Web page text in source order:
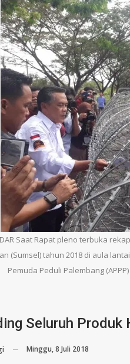
Saat Rapat pleno terbuka
(Sumsel) tahun 2018 di aula
Pemuda Peduli Palembang
Seluruh Produk
Minggu, 8 Juli 2018